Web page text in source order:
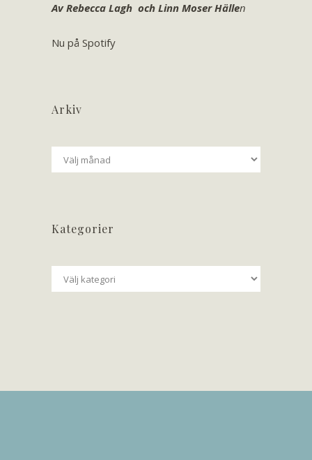
Av Rebecca Lagh och Linn Moser Hällen
Nu på Spotify
Arkiv
Arkiv
Kategorier
Kategorier